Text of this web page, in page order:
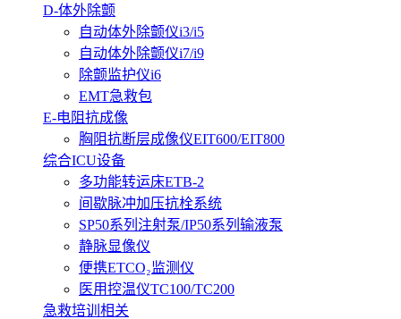
D-体外除颤
自动体外除颤仪i3/i5
自动体外除颤仪i7/i9
除颤监护仪i6
EMT急救包
E-电阻抗成像
胸阻抗断层成像仪EIT600/EIT800
综合ICU设备
多功能转运床ETB-2
间歇脉冲加压抗栓系统
SP50系列注射泵/IP50系列输液泵
静脉显像仪
便携ETCO₂监测仪
医用控温仪TC100/TC200
急救培训相关